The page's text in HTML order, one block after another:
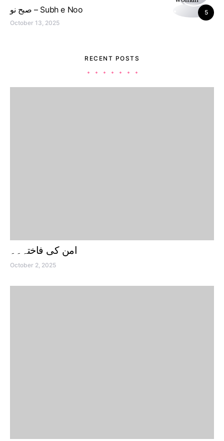
5 صبح نو – Subh e Noo
October 13, 2025
RECENT POSTS
امن کی فاختہ۔۔
October 2, 2025